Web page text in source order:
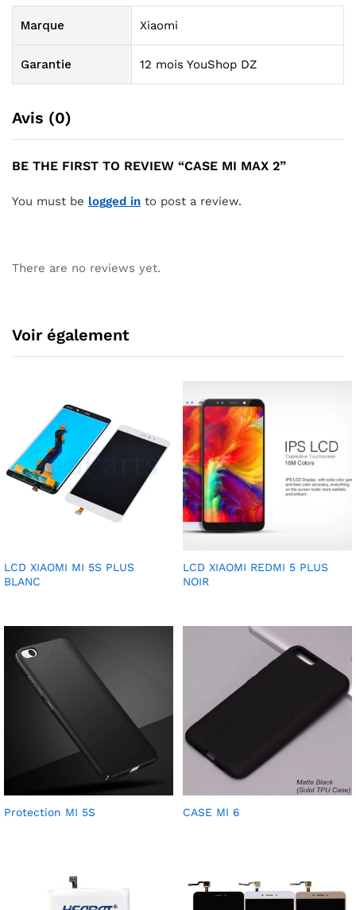
Marque Xiaomi
Garantie 12 mois YouShop DZ
Avis (0)
BE THE FIRST TO REVIEW “CASE MI MAX 2”
You must be logged in to post a review.
There are no reviews yet.
Voir également
LCD XIAOMI MI 5S PLUS
BLANC
LCD XIAOMI REDMI 5 PLUS
NOIR
Protection MI 5S CASE MI 6